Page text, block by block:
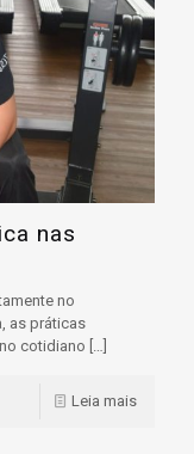
nas
no
as práticas
cotidiano
Leia mais